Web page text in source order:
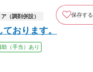
山県伊都郡かつらぎ町
この求人を見る
（調剤併設） 保存する
おります。
助（手当）あり